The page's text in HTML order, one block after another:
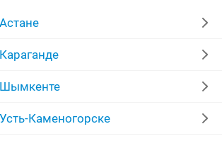
и женский
шугаринг бикини
шугаринг обучение
Каменогорске